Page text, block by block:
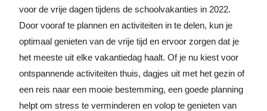
voor de vrije dagen tijdens de schoolvakanties in 2022.
Door vooraf te plannen en activiteiten in te delen, kun je
optimaal genieten van de vrije tijd en ervoor zorgen dat je
het meeste uit elke vakantiedag haalt. Of je nu kiest voor
ontspannende activiteiten thuis, dagjes uit met het gezin of
een reis naar een mooie bestemming, een goede planning
helpt om stress te verminderen en volop te genieten van